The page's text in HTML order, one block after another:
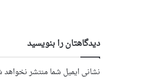
دیدگاهتان را بنویسید
نشانی ایمیل شما منتشر